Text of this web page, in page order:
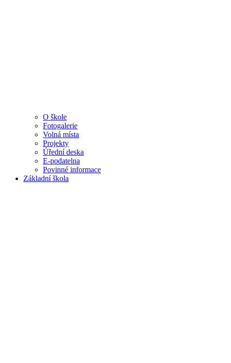
O škole
Fotogalerie
Volná místa
Projekty
Úřední deska
E-podatelna
Povinné informace
Základní škola